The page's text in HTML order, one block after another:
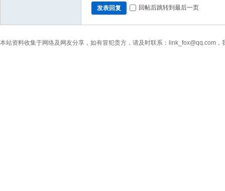
发表回复 回帖后跳转到最后一页
本站资料收集于网络及网友分享，如有冒犯贵方，请及时联系：link_fox@qq.com，